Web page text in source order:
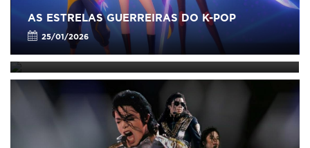
AS ESTRELAS GUERREIRAS DO K-POP
25/01/2026
"MJ THE SHOW”, UM TRIBUTO A MICHAEL
JACKSON.
25/01/2026